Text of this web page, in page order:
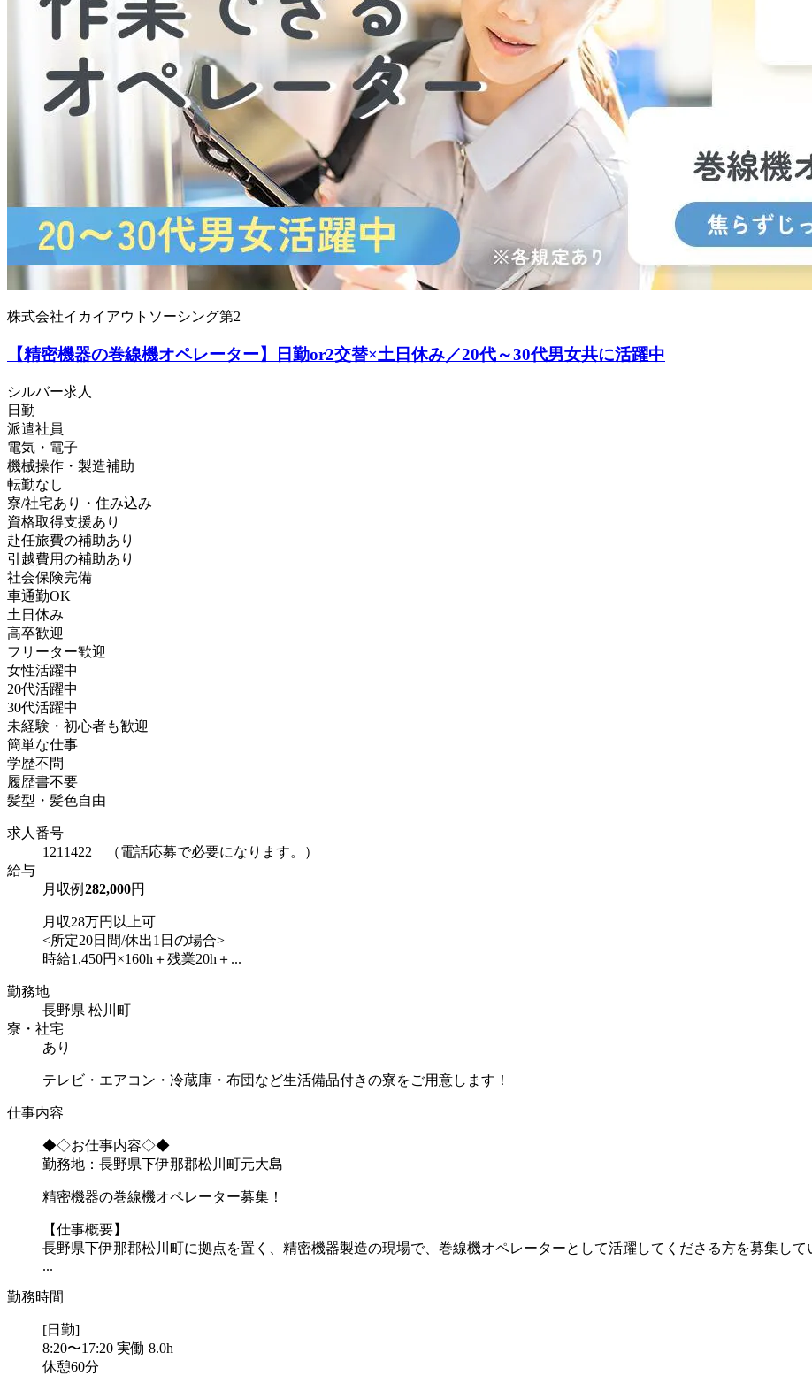
株式会社イカイアウトソーシング第2
【精密機器の巻線機オペレーター】日勤or2交替×土日休み／20代～30代男女共に活躍中
シルバー求人
日勤
派遣社員
電気・電子
機械操作・製造補助
転勤なし
寮/社宅あり・住み込み
資格取得支援あり
赴任旅費の補助あり
引越費用の補助あり
社会保険完備
車通勤OK
土日休み
高卒歓迎
フリーター歓迎
女性活躍中
20代活躍中
30代活躍中
未経験・初心者も歓迎
簡単な仕事
学歴不問
履歴書不要
髪型・髪色自由
求人番号
1211422 （電話応募で必要になります。）
給与
月収例 282,000円
月収28万円以上可
<所定20日間/休出1日の場合>
時給1,450円×160h＋残業20h＋...
勤務地
長野県 松川町
寮・社宅
あり
テレビ・エアコン・冷蔵庫・布団など生活備品付きの寮をご用意します！
仕事内容
◆◇お仕事内容◇◆
勤務地：長野県下伊那郡松川町元大島
精密機器の巻線機オペレーター募集！
【仕事概要】
長野県下伊那郡松川町に拠点を置く、精密機器製造の現場で、巻線機オペレーターとして活躍してくださる方を募集して
...
勤務時間
[日勤]
8:20〜17:20 実働 8.0h
休憩60分